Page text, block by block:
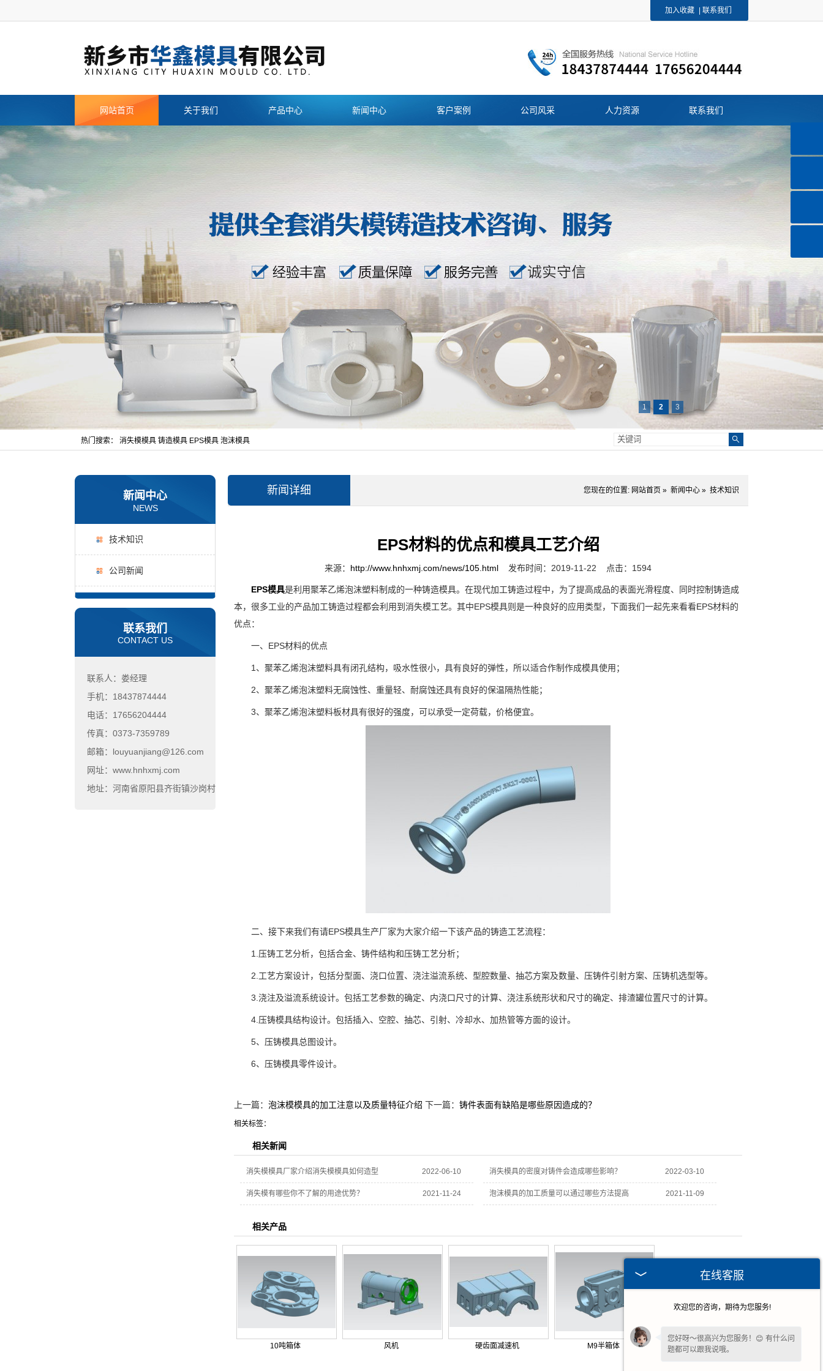
加入收藏 联系我们
网站首页 关于我们 产品中心 新闻中心 客户案例 公司风采 人力资源 联系我们
1 2 3
热门搜索： 消失模模具 铸造模具 EPS模具 泡沫模具
新闻中心
NEWS
技术知识
公司新闻
联系我们
CONTACT US
联系人：娄经理
手机：18437874444
电话：17656204444
传真：0373-7359789
邮箱：louyuanjiang@126.com
网址：www.hnhxmj.com
地址：河南省原阳县齐街镇沙岗村
您现在的位置: 网站首页 » 新闻中心 » 技术知识
新闻详细
EPS材料的优点和模具工艺介绍
来源： http://www.hnhxmj.com/news/105.html 发布时间：2019-11-22 点击：1594
EPS模具是利用聚苯乙烯泡沫塑料制成的一种铸造模具。在现代加工铸造过程中，为了提高成品的表面光滑程度、同时控制铸造成
本，很多工业的产品加工铸造过程都会利用到消失模工艺。其中EPS模具则是一种良好的应用类型，下面我们一起先来看看EPS材料的
优点：
一、EPS材料的优点
1、聚苯乙烯泡沫塑料具有闭孔结构，吸水性很小，具有良好的弹性，所以适合作制作成模具使用；
2、聚苯乙烯泡沫塑料无腐蚀性、重量轻、耐腐蚀还具有良好的保温隔热性能；
3、聚苯乙烯泡沫塑料板材具有很好的强度，可以承受一定荷载，价格便宜。
二、接下来我们有请EPS模具生产厂家为大家介绍一下该产品的铸造工艺流程：
1.压铸工艺分析，包括合金、铸件结构和压铸工艺分析；
2.工艺方案设计，包括分型面、浇口位置、浇注溢流系统、型腔数量、抽芯方案及数量、压铸件引射方案、压铸机选型等。
3.浇注及溢流系统设计。包括工艺参数的确定、内浇口尺寸的计算、浇注系统形状和尺寸的确定、排渣罐位置尺寸的计算。
4.压铸模具结构设计。包括插入、空腔、抽芯、引射、冷却水、加热管等方面的设计。
5、压铸模具总图设计。
6、压铸模具零件设计。
上一篇： 泡沫模模具的加工注意以及质量特征介绍 下一篇： 铸件表面有缺陷是哪些原因造成的？
相关标签：
相关新闻
2022-06-10
消失模模具厂家介绍消失模模具如何造型 2022-03-10
消失模具的密度对铸件会造成哪些影响？
2021-11-24
消失模有哪些你不了解的用途优势？ 2021-11-09
泡沫模具的加工质量可以通过哪些方法提高
相关产品
10吨箱体 风机 硬齿面减速机 M9半箱体
在线客服
欢迎您的咨询，期待为您服务!
您好呀～很高兴为您服务！😊 有什么问
题都可以跟我说哦。